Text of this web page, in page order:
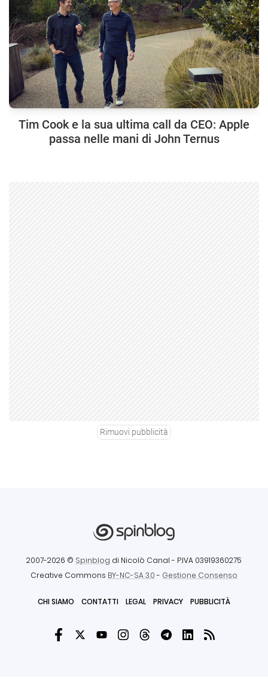
Tim Cook e la sua ultima call da CEO: Apple
passa nelle mani di John Ternus
Rimuovi pubblicità
2007-2026 © Spinblog di Nicolò Canal - P.IVA 03919360275
Creative Commons BY-NC-SA 3.0- Gestione Consenso
CHI SIAMO CONTATTI LEGAL PRIVACY PUBBLICITÀ